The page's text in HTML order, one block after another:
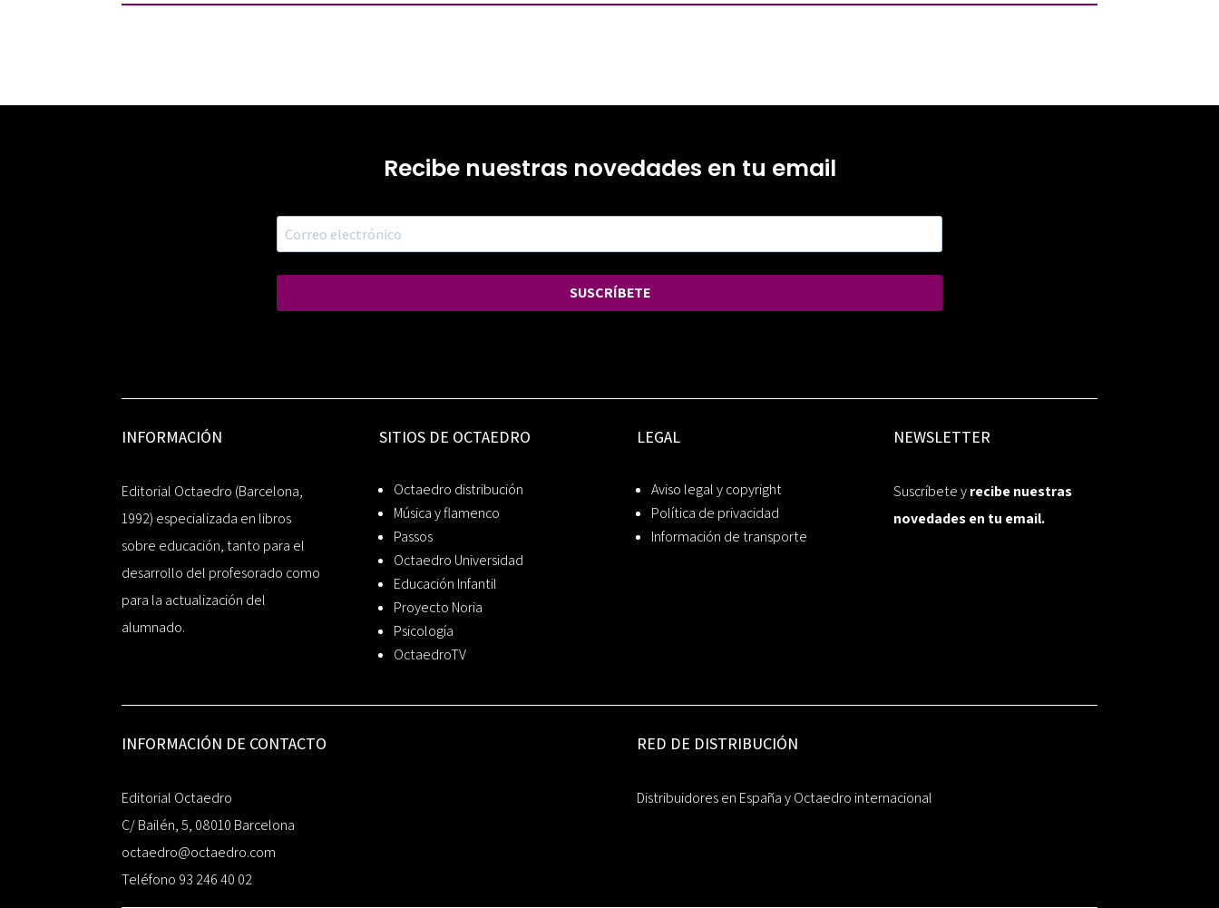
Recibe nuestras novedades en tu email
SUSCRÍBETE
INFORMACIÓN
Editorial Octaedro (Barcelona,
1992) especializada en libros
sobre educación, tanto para el
desarrollo del profesorado como
para la actualización del
alumnado.
SITIOS DE OCTAEDRO
Octaedro distribución
Música y flamenco
Passos
Octaedro Universidad
Educación Infantil
Proyecto Noria
Psicología
OctaedroTV
LEGAL
Aviso legal y copyright
Política de privacidad
Información de transporte
NEWSLETTER
Suscríbete yrecibe nuestras
novedades en tu email.
INFORMACIÓN DE CONTACTO
Editorial Octaedro
C/ Bailén, 5, 08010 Barcelona
octaedro@octaedro.com
Teléfono 93 246 40 02
RED DE DISTRIBUCIÓN
Distribuidores en España y Octaedro internacional